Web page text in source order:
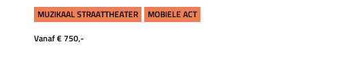
MUZIKAAL STRAATTHEATER
MOBIELE ACT
Vanaf € 750,-